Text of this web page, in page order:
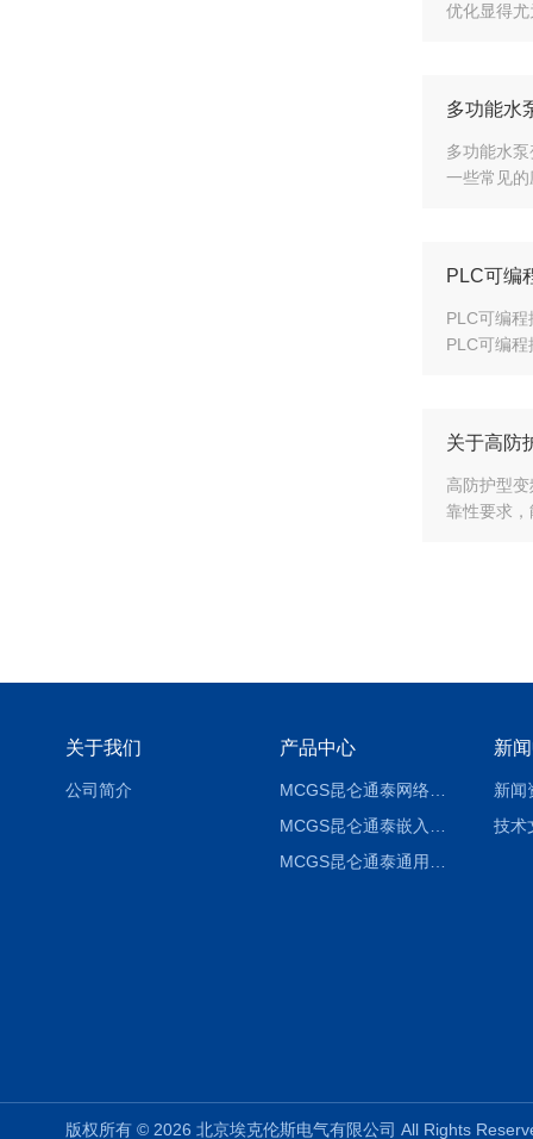
优化显得
多功能水
多功能水
一些常见
PLC可编
PLC可编
PLC可编
关于高防
高防护型
靠性要求
关于我们
公司简介
产品中心
MCGS昆仑通泰网络版组态软件报价
新
新闻
技术
版权所有 © 2026 北京埃克伦斯电气有限公司 All Rights